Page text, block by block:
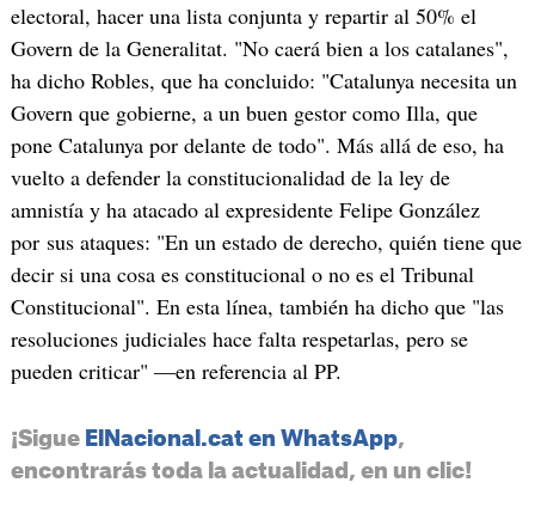
electoral, hacer una lista conjunta y repartir al 50% el
Govern de la Generalitat. "No caerá bien a los catalanes",
ha dicho Robles, que ha concluido: "Catalunya necesita un
Govern que gobierne, a un buen gestor como Illa, que
pone Catalunya por delante de todo". Más allá de eso, ha
vuelto a defender la constitucionalidad de la ley de
amnistía y ha atacado al expresidente Felipe González
por sus ataques: "En un estado de derecho, quién tiene que
decir si una cosa es constitucional o no es el Tribunal
Constitucional". En esta línea, también ha dicho que "las
resoluciones judiciales hace falta respetarlas, pero se
pueden criticar" —en referencia al PP.
¡Sigue ElNacional.cat en WhatsApp,
encontrarás toda la actualidad, en un clic!